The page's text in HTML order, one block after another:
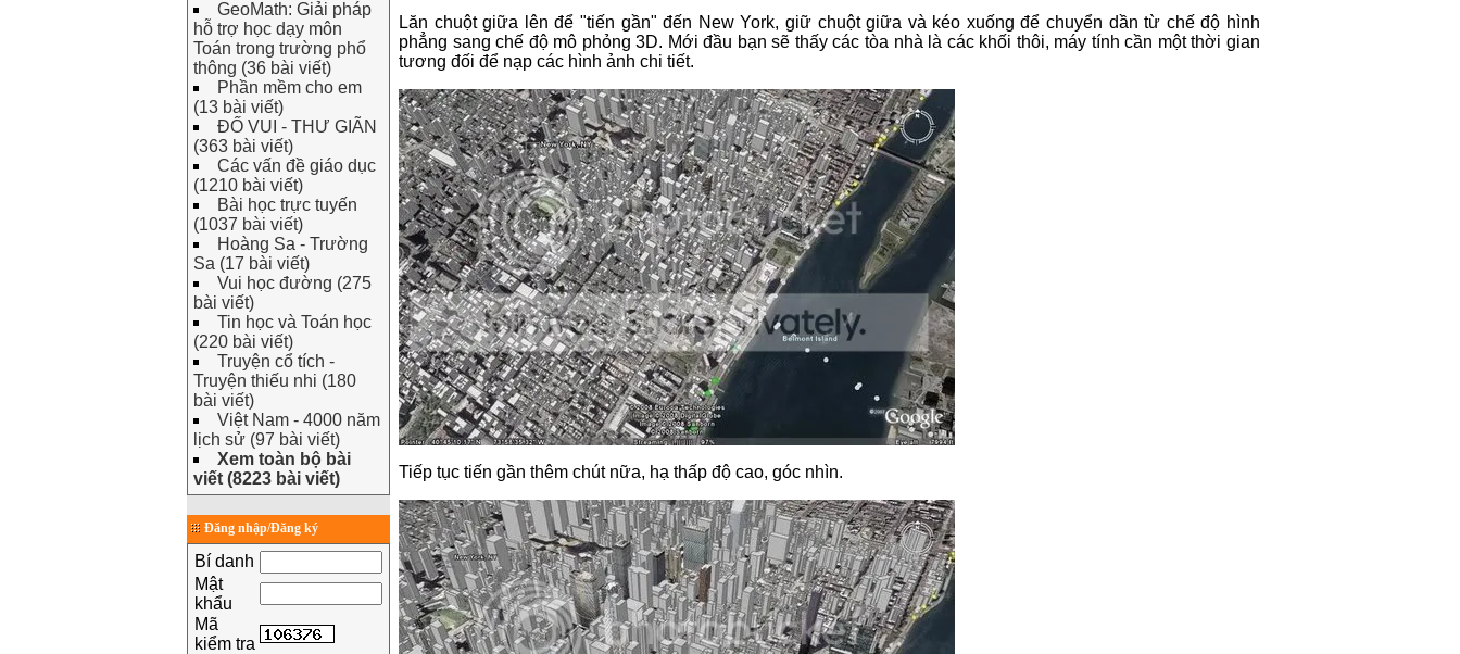
GeoMath: Giải pháp
hỗ trợ học dạy môn
Toán trong trường phổ
thông (36 bài viết)
Phần mềm cho em
(13 bài viết)
ĐỐ VUI - THƯ GIÃN
(363 bài viết)
Các vấn đề giáo dục
(1210 bài viết)
Bài học trực tuyến
(1037 bài viết)
Hoàng Sa - Trường
Sa (17 bài viết)
Vui học đường (275
bài viết)
Tin học và Toán học
(220 bài viết)
Truyện cổ tích -
Truyện thiếu nhi (180
bài viết)
Việt Nam - 4000 năm
lịch sử (97 bài viết)
Xem toàn bộ bài
viết (8223 bài viết)
Đăng nhập/Đăng ký
Bí danh
Mật
khẩu
Mã
kiểm tra
Lăn chuột giữa lên để "tiến gần" đến New York, giữ chuột giữa và kéo xuống để chuyển dần từ chế độ hình
phẳng sang chế độ mô phỏng 3D. Mới đầu bạn sẽ thấy các tòa nhà là các khối thôi, máy tính cần một thời gian
tương đối để nạp các hình ảnh chi tiết.
Tiếp tục tiến gần thêm chút nữa, hạ thấp độ cao, góc nhìn.